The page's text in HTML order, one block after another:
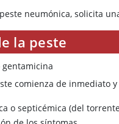
neumónica, solicita
la peste
gentamicina
comienza de inmediato
o septicémica (del